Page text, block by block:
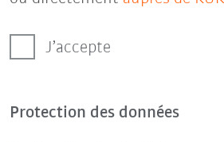
J’accepte
Protection des données